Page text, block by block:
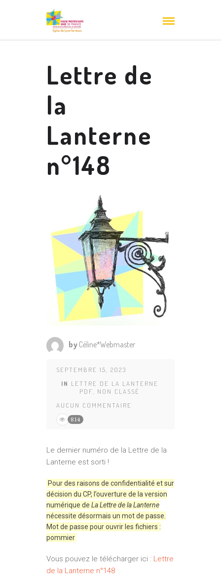
Lettre de
la
Lanterne
n°148
by Céline*Webmaster
SEPTEMBRE 15, 2023
IN LETTRE DE LA LANTERNE
PDF
NON CLASSÉ
AUCUN COMMENTAIRE
814
Le dernier numéro de la Lettre de la
Lanterne est sorti !
Pour des raisons de confidentialité et sur
décision du CP, l’ouverture de la version
numérique de La Lettre de la Lanterne
nécessite désormais un mot de passe.
Mot de passe pour ouvrir les fichiers :
pommier
Vous pouvez le télécharger ici : Lettre
de la Lanterne n°148